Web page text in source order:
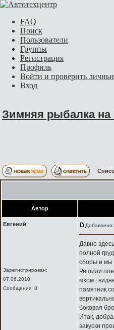
FAQ
Поиск
Пользователи
Группы
Регистрация
Профиль
Войти и проверить
Вход
Зимняя рыбалка на
Автор
Евгений
Зарегистрирован:
07.06.2010
Сообщения: 8
Давно
полной
сборы и мы
Решили
мхом ,
памятник
боковая
Итак,
закуски